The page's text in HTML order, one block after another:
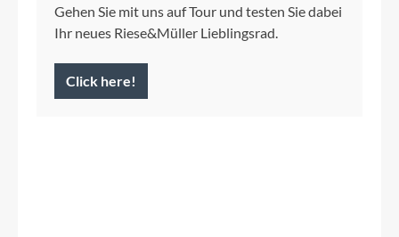
Gehen Sie mit uns auf Tour und testen Sie dabei
Ihr neues Riese&Müller Lieblingsrad.
Click here!